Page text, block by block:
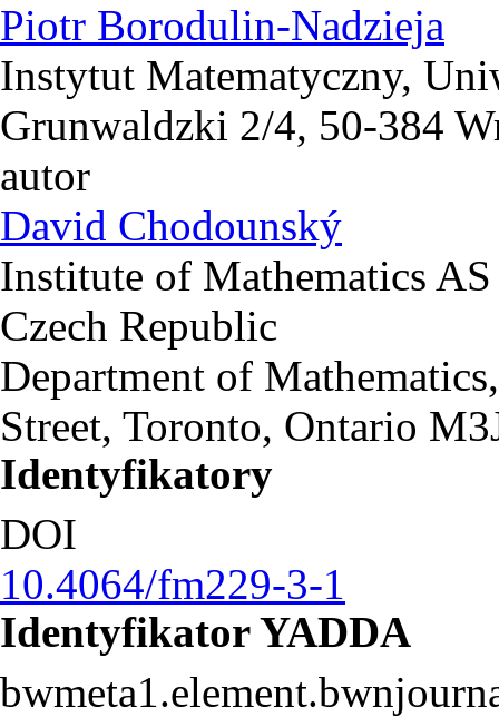
Piotr Borodulin-Nadzieja
Instytut Matematyczny,
Grunwaldzki 2/4, 50-384
autor
David Chodounský
Institute of Mathematics
Czech Republic
Department of
Street, Toronto, Ontario
Identyfikatory
DOI
10.4064/fm229-3-1
Identyfikator YADDA